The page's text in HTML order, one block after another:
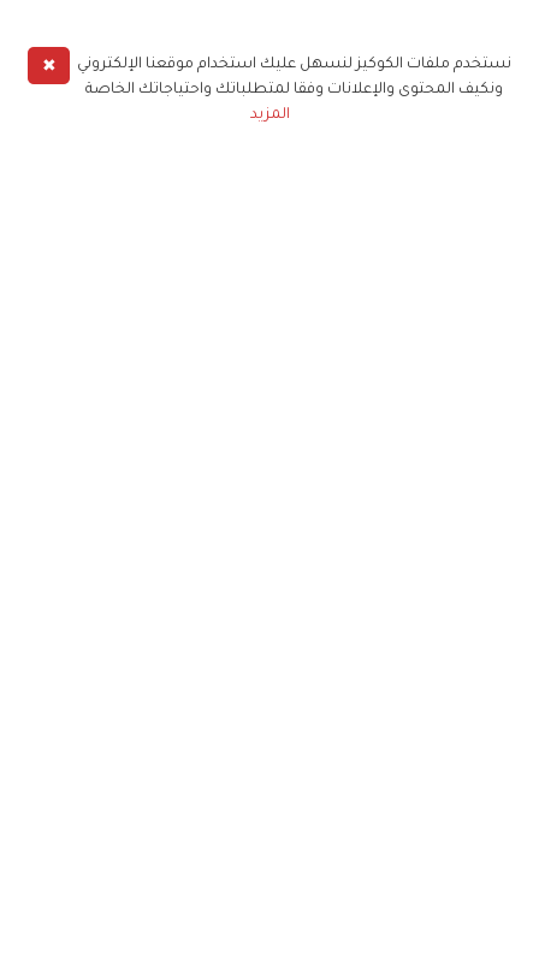
✖
نستخدم ملفات الكوكيز لنسهل عليك استخدام موقعنا الإلكتروني
ونكيف المحتوى والإعلانات وفقا لمتطلباتك واحتياجاتك الخاصة
المزيد